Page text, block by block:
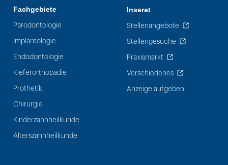
Fachgebiete
Parodontologie
Implantologie
Endodontologie
Kieferorthopädie
Prothetik
Chirurgie
Kinderzahnheilkunde
Alterszahnheilkunde
Inserat
Stellenangebote
Stellengesuche
Praxismarkt
Verschiedenes
Anzeige aufgeben